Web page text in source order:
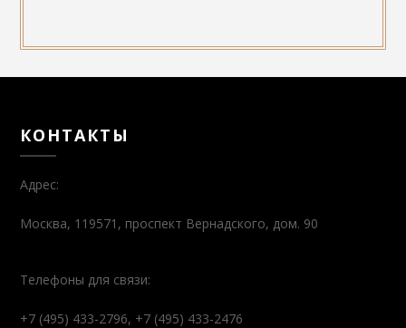
КОНТАКТЫ
Адрес:
Москва, 119571, проспект Вернадского, дом. 90
Телефоны для связи:
+7 (495) 433-2796, +7 (495) 433-2476